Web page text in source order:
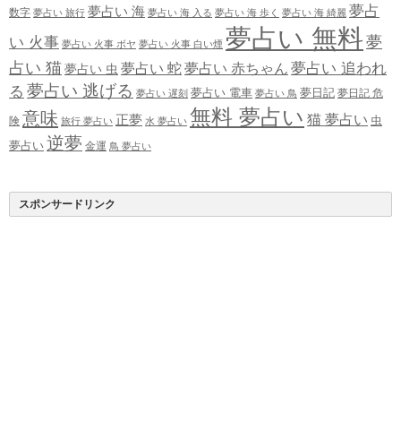
数字 夢占い 旅行 夢占い 海 夢占い 海 入る 夢占い 海 歩く 夢占い 海 綺麗 夢占
い 火事 夢占い 火事 ボヤ 夢占い 火事 白い煙 夢占い 無料 夢
占い 猫夢占い 虫 夢占い 蛇夢占い 赤ちゃん 夢占い 追われ
る 夢占い 逃げる 夢占い 遅刻 夢占い 電車 夢占い 鳥 夢日記 夢日記 危
険 意味 旅行 夢占い 正夢 水 夢占い 無料 夢占い 猫 夢占い 虫
夢占い 逆夢 金運 鳥 夢占い
スポンサードリンク